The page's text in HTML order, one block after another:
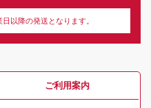
以降の発送となります。
ご利用案内